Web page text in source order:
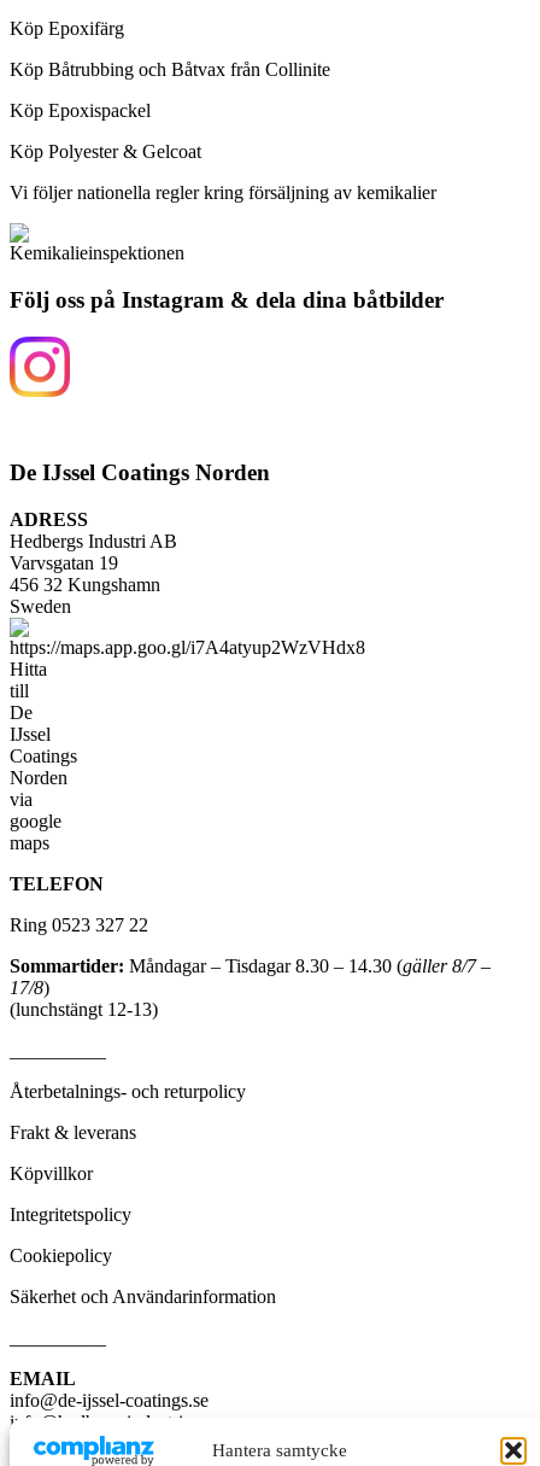
Hantera samtycke
Köp Epoxifärg
Köp Båtrubbing och Båtvax från Collinite
Köp Epoxispackel
Köp Polyester & Gelcoat
Vi följer nationella regler kring försäljning av kemikalier
Följ oss på Instagram & dela dina båtbilder
De IJssel Coatings Norden
ADRESS
Hedbergs Industri AB
Varvsgatan 19
456 32 Kungshamn
Sweden
TELEFON
Ring 0523 327 22
Sommartider: Måndagar – Tisdagar 8.30 – 14.30 (gäller 8/7 –
17/8)
(lunchstängt 12-13)
Återbetalnings- och returpolicy
Frakt & leverans
Köpvillkor
Integritetspolicy
Cookiepolicy
Säkerhet och Användarinformation
EMAIL
info@de-ijssel-coatings.se
info@hedbergsindustri.se